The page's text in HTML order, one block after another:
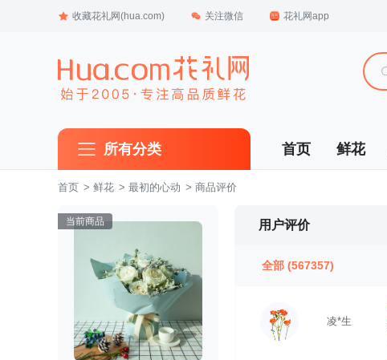
收藏花礼网(hua.com) 关注微信 花礼网app
所有分类 首页 鲜花
首页 > 鲜花 > 最初的心动 > 商品评价
当前商品 用户评价
全部 (567357)
凌*生